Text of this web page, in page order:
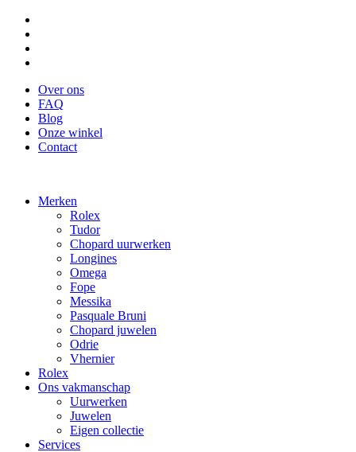
Over ons
FAQ
Blog
Onze winkel
Contact
Merken
Rolex
Tudor
Chopard uurwerken
Longines
Omega
Fope
Messika
Pasquale Bruni
Chopard juwelen
Odrie
Vhernier
Rolex
Ons vakmanschap
Uurwerken
Juwelen
Eigen collectie
Services